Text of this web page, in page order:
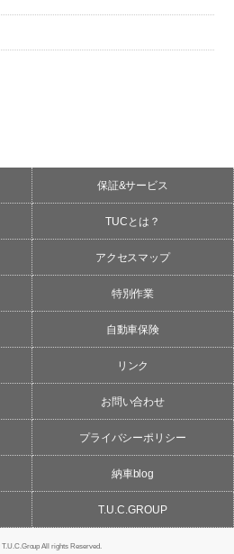
保証&サービス
TUCとは？
アクセスマップ
特別作業
自動車保険
リンク
お問い合わせ
プライバシーポリシー
納車blog
T.U.C.GROUP
All rights Reserved.